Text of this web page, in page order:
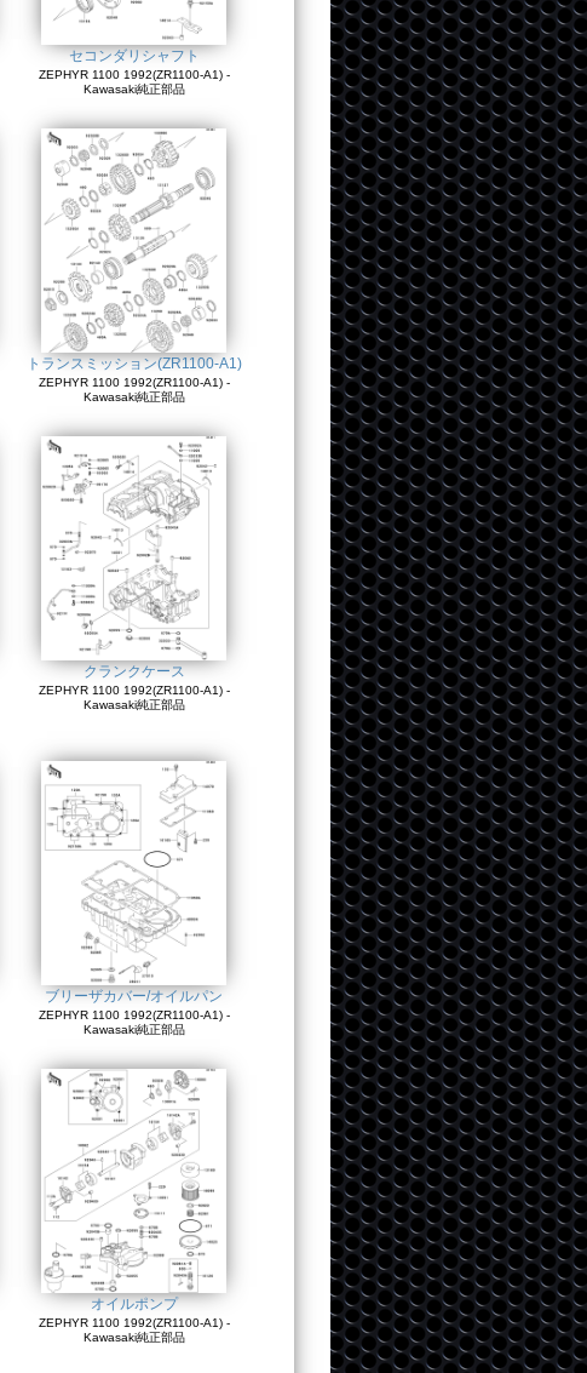
セコンダリシャフト
ZEPHYR 1100 1992(ZR1100-A1) -
Kawasaki純正部品
トランスミッション(ZR1100-A1)
ZEPHYR 1100 1992(ZR1100-A1) -
Kawasaki純正部品
クランクケース
ZEPHYR 1100 1992(ZR1100-A1) -
Kawasaki純正部品
ブリーザカバー/オイルパン
ZEPHYR 1100 1992(ZR1100-A1) -
Kawasaki純正部品
オイルポンプ
ZEPHYR 1100 1992(ZR1100-A1) -
Kawasaki純正部品